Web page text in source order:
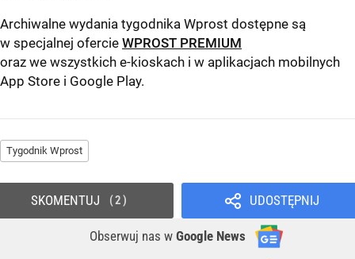
Archiwalne wydania tygodnika Wprost dostępne są
w specjalnej ofercie WPROST PREMIUM
oraz we wszystkich e-kioskach i w aplikacjach mobilnych
App Store i Google Play.
Tygodnik Wprost
UDOSTĘPNIJ
Obserwuj nas w Google News
SKOMENTUJ 2